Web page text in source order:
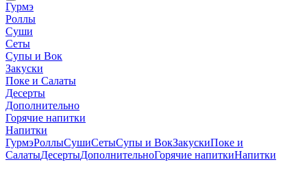
Гурмэ
Роллы
Суши
Сеты
Супы и Вок
Закуски
Поке и Салаты
Десерты
Дополнительно
Горячие напитки
Напитки
ГурмэРоллыСушиСетыСупы и ВокЗакускиПоке и
СалатыДесертыДополнительноГорячие напиткиНапитки